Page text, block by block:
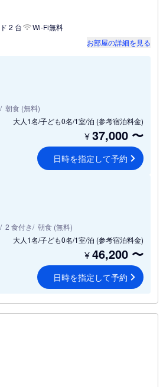
2 台
Wi-Fi無料
お部屋の詳細を見る
朝食 (無料)
大人1名/子ども0名/1室/泊 (参考宿泊料金)
¥37,000 〜
日時を指定して予約
2 食付き
朝食 (無料)
大人1名/子ども0名/1室/泊 (参考宿泊料金)
¥46,200 〜
日時を指定して予約